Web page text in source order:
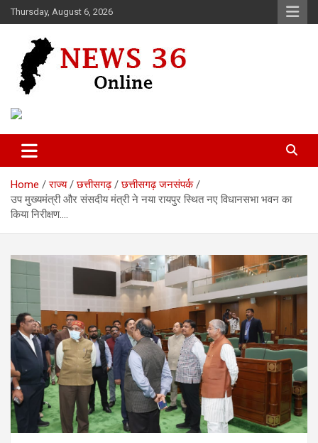
Skip
to
Thursday, August 6, 2026
News 36
Home राज्य छत्तीसगढ़
छत्तीसगढ़ जनसंपर्क
उप मुख्यमंत्री और संसदीय मंत्री ने नया रायपुर स्थित नए विधानसभा भवन का
किया निरीक्षण….